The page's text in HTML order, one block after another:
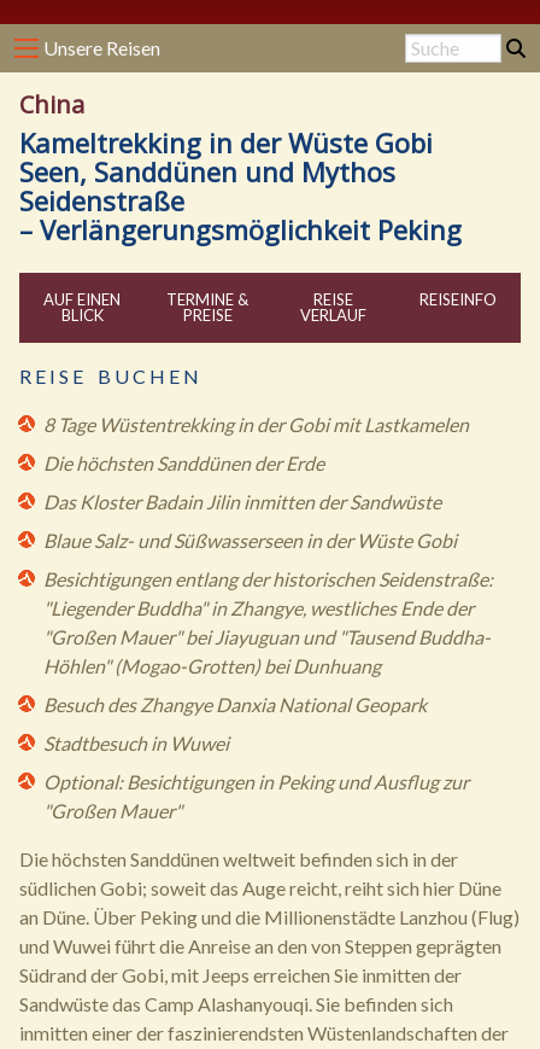
Unsere Reisen
China
Kameltrekking in der Wüste Gobi
Seen, Sanddünen und Mythos
Seidenstraße
– Verlängerungsmöglichkeit Peking
AUF EINEN
BLICK
TERMINE &
PREISE
REISE
VERLAUF
REISEINFO
R E I S E B U C H E N
8 Tage Wüstentrekking in der Gobi mit Lastkamelen
Die höchsten Sanddünen der Erde
Das Kloster Badain Jilin inmitten der Sandwüste
Blaue Salz- und Süßwasserseen in der Wüste Gobi
Besichtigungen entlang der historischen Seidenstraße:
"Liegender Buddha" in Zhangye, westliches Ende der
"Großen Mauer" bei Jiayuguan und "Tausend Buddha-
Höhlen" (Mogao-Grotten) bei Dunhuang
Besuch des Zhangye Danxia National Geopark
Stadtbesuch in Wuwei
Optional: Besichtigungen in Peking und Ausflug zur
"Großen Mauer"
Die höchsten Sanddünen weltweit befinden sich in der
südlichen Gobi; soweit das Auge reicht, reiht sich hier Düne
an Düne. Über Peking und die Millionenstädte Lanzhou (Flug)
und Wuwei führt die Anreise an den von Steppen geprägten
Südrand der Gobi, mit Jeeps erreichen Sie inmitten der
Sandwüste das Camp Alashanyouqi. Sie befinden sich
inmitten einer der faszinierendsten Wüstenlandschaften der